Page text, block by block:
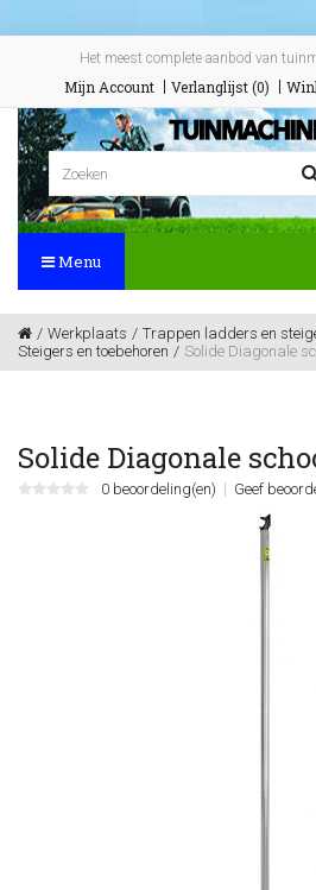
Het meest complete aanbod van
Mijn Account Verlanglijst (0)
Menu
Werkplaats
Trappen ladders en
Steigers en toebehoren
Solide Diagonale
Solide Diagonale
0 beoordeling(en) Geef